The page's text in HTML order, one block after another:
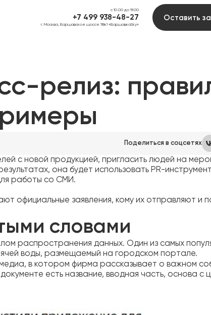
с 10.00 до 19.00
+7 499 938-48-27
г. Москва, Варшавское шоссе 118к1 «ВаршавкаSky»
Оставить
релиз:
Поделиться в соцсетях
с новой продукцией, пригласить людей на
она будет использовать PR-
работы со СМИ.
официальные заявления, кому их отправляют и
словами
распространения данных. Один из самых
воды, размещаемый на городском портале.
в котором фирма рассказывает о важном
есть название, вводная часть, основа с